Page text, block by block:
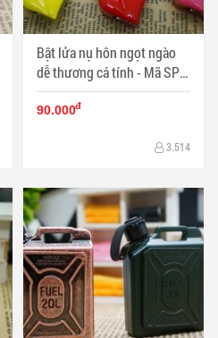
Bật lửa nụ hôn ngọt ngào
dễ thương cá tính - Mã SP:
BL01722
90.000đ
3.514